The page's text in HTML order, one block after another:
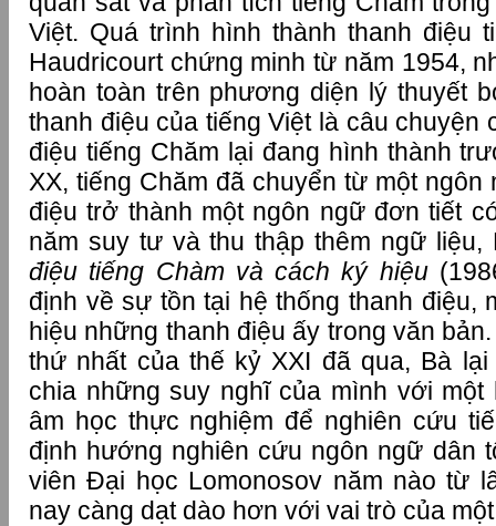
Việt. Quá trình hình thành thanh điệu
Haudricourt chứng minh từ năm 1954,
hoàn toàn trên phương diện lý thuyết
thanh điệu của tiếng Việt là câu chuyện
điệu tiếng Chăm lại đang hình thành
XX, tiếng Chăm đã chuyển từ một
điệu trở thành một ngôn ngữ đơn tiết
năm suy tư và thu thập thêm ngữ
điệu tiếng Chàm và cách ký hiệu
định về sự tồn tại hệ thống thanh điệu,
hiệu những thanh điệu ấy trong văn
thứ nhất của thế kỷ XXI đã qua, Bà
chia những suy nghĩ của mình với
âm học thực nghiệm để nghiên cứu
định hướng nghiên cứu ngôn ngữ dân
viên Đại học Lomonosov năm nào từ
nay càng dạt dào hơn với vai trò của